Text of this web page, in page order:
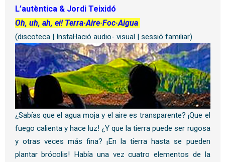
L’autèntica & Jordi Teixidó
Oh, uh, ah, ei! Terra·Aire·Foc·Aigua
(discoteca | Instal·lació audio- visual | sessió familiar)
¿Sabías que el agua moja y el aire es transparente? ¡Que el
fuego calienta y hace luz! ¿Y que la tierra puede ser rugosa
y otras veces más fina? ¡En la tierra hasta se pueden
plantar brócolis! Había una vez cuatro elementos de la